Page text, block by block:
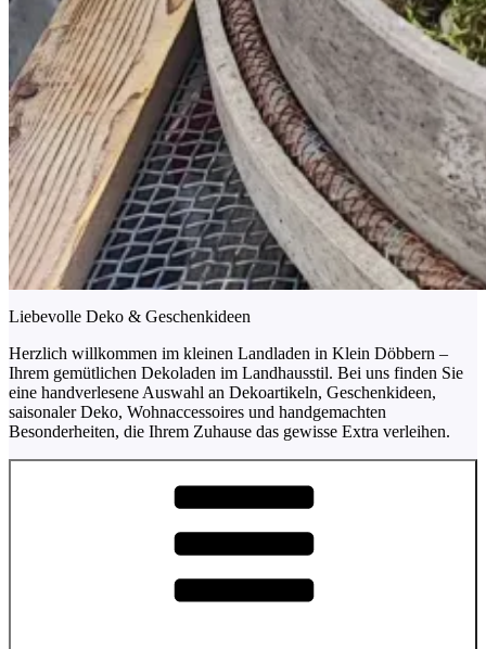
Liebevolle Deko & Geschenkideen
Herzlich willkommen im kleinen Landladen in Klein Döbbern –
Ihrem gemütlichen Dekoladen im Landhausstil. Bei uns finden Sie
eine handverlesene Auswahl an Dekoartikeln, Geschenkideen,
saisonaler Deko, Wohnaccessoires und handgemachten
Besonderheiten, die Ihrem Zuhause das gewisse Extra verleihen.